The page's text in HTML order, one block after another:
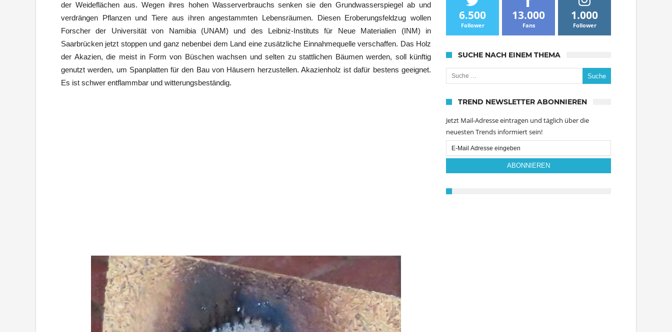
der Weideflächen aus. Wegen ihres hohen Wasserverbrauchs senken sie den Grundwasserspiegel ab und
verdrängen Pflanzen und Tiere aus ihren angestammten Lebensräumen. Diesen Eroberungsfeldzug wollen
Forscher der Universität von Namibia (UNAM) und des Leibniz-Instituts für Neue Materialien (INM) in
Saarbrücken jetzt stoppen und ganz nebenbei dem Land eine zusätzliche Einnahmequelle verschaffen. Das Holz
der Akazien, die meist in Form von Büschen wachsen und selten zu stattlichen Bäumen werden, soll künftig
genutzt werden, um Spanplatten für den Bau von Häusern herzustellen. Akazienholz ist dafür bestens geeignet.
Es ist schwer entflammbar und witterungsbeständig.
6.500
Follower
13.000
Fans
1.000
Follower
SUCHE NACH EINEM THEMA
Suche nach:
TREND NEWSLETTER ABONNIEREN
Jetzt Mail-Adresse eintragen und täglich über die
neuesten Trends informiert sein!
Email
Subscription
ABONNIEREN